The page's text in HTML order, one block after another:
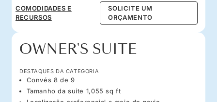
COMODIDADES E
RECURSOS
SOLICITE UM
ORÇAMENTO
OWNER'S SUITE
DESTAQUES DA CATEGORIA
Convés 8 de 9
Tamanho da suíte 1,055 sq ft